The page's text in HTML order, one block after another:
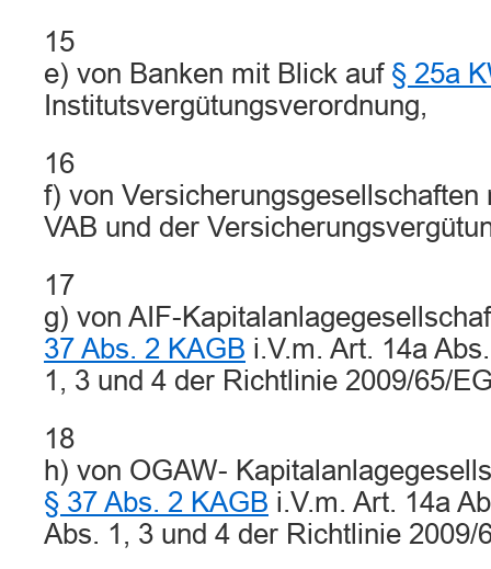
15
e) von Banken mit Blick auf § 25a
Institutsvergütungsverordnung,
16
f) von Versicherungsgesellschaften
VAB und der
17
g) von AIF-
37 Abs. 2 KAGB i.V.m. Art. 14a
1, 3 und 4 der Richtlinie 2009/65/
18
h) von OGAW-
§ 37 Abs. 2 KAGB i.V.m. Art. 14a
Abs. 1, 3 und 4 der Richtlinie 2009/